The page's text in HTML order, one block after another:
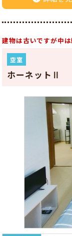
建物は古いですが中
空室
ホーネットⅡ